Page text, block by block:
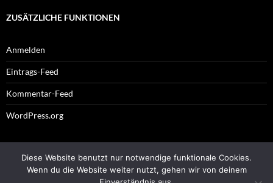
ZUSÄTZLICHE FUNKTIONEN
Anmelden
Eintrags-Feed
Kommentar-Feed
WordPress.org
Impressum
Diese Website benutzt nur notwendige funktionale Cookies.
Wenn du die Website weiter nutzt, gehen wir von deinem